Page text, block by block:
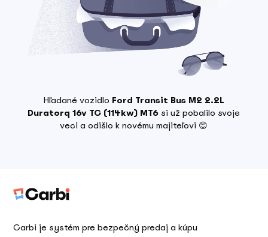
Hľadané vozidlo Ford Transit Bus M2 2.2L
Duratorq 16v TC (114kw) MT6 si už pobalilo svoje
veci a odišlo k novému majiteľovi 😊
Carbi je systém pre bezpečný predaj a kúpu